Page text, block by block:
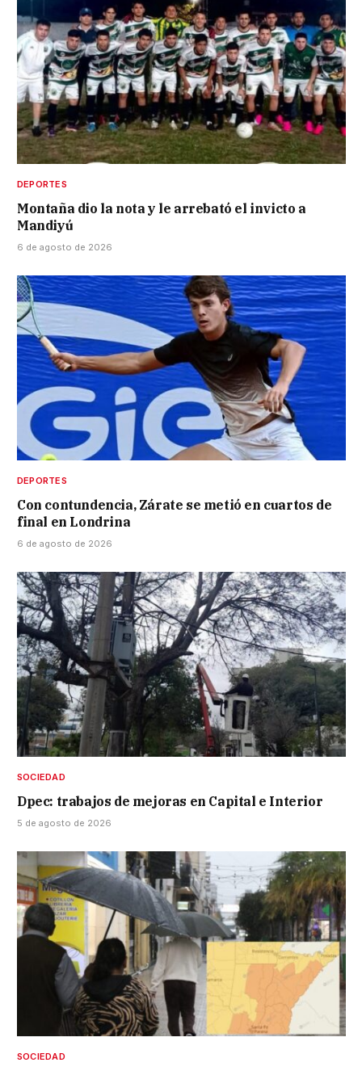
DEPORTES
Montaña dio la nota y le arrebató el invicto a
Mandiyú
6 de agosto de 2026
DEPORTES
Con contundencia, Zárate se metió en cuartos de
final en Londrina
6 de agosto de 2026
SOCIEDAD
Dpec: trabajos de mejoras en Capital e Interior
5 de agosto de 2026
SOCIEDAD